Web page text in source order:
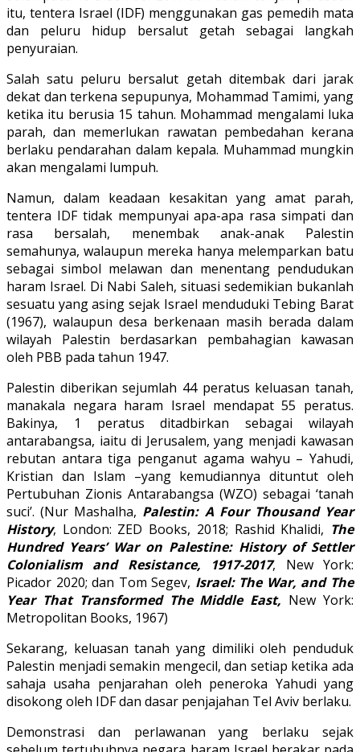
itu, tentera Israel (IDF) menggunakan gas pemedih mata
dan peluru hidup bersalut getah sebagai langkah
penyuraian.
Salah satu peluru bersalut getah ditembak dari jarak
dekat dan terkena sepupunya, Mohammad Tamimi, yang
ketika itu berusia 15 tahun. Mohammad mengalami luka
parah, dan memerlukan rawatan pembedahan kerana
berlaku pendarahan dalam kepala. Muhammad mungkin
akan mengalami lumpuh.
Namun, dalam keadaan kesakitan yang amat parah,
tentera IDF tidak mempunyai apa-apa rasa simpati dan
rasa bersalah, menembak anak-anak Palestin
semahunya, walaupun mereka hanya melemparkan batu
sebagai simbol melawan dan menentang pendudukan
haram Israel. Di Nabi Saleh, situasi sedemikian bukanlah
sesuatu yang asing sejak Israel menduduki Tebing Barat
(1967), walaupun desa berkenaan masih berada dalam
wilayah Palestin berdasarkan pembahagian kawasan
oleh PBB pada tahun 1947.
Palestin diberikan sejumlah 44 peratus keluasan tanah,
manakala negara haram Israel mendapat 55 peratus.
Bakinya, 1 peratus ditadbirkan sebagai wilayah
antarabangsa, iaitu di Jerusalem, yang menjadi kawasan
rebutan antara tiga penganut agama wahyu – Yahudi,
Kristian dan Islam –yang kemudiannya dituntut oleh
Pertubuhan Zionis Antarabangsa (WZO) sebagai ‘tanah
suci’. (Nur Mashalha, Palestin: A Four Thousand Year
History, London: ZED Books, 2018; Rashid Khalidi, The
Hundred Years’ War on Palestine: History of Settler
Colonialism and Resistance, 1917-2017, New York:
Picador 2020; dan Tom Segev, Israel: The War, and The
Year That Transformed The Middle East, New York:
Metropolitan Books, 1967)
Sekarang, keluasan tanah yang dimiliki oleh penduduk
Palestin menjadi semakin mengecil, dan setiap ketika ada
sahaja usaha penjarahan oleh peneroka Yahudi yang
disokong oleh IDF dan dasar penjajahan Tel Aviv berlaku.
Demonstrasi dan perlawanan yang berlaku sejak